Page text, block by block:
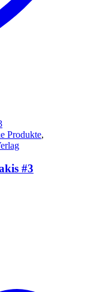
Produkte,
#3